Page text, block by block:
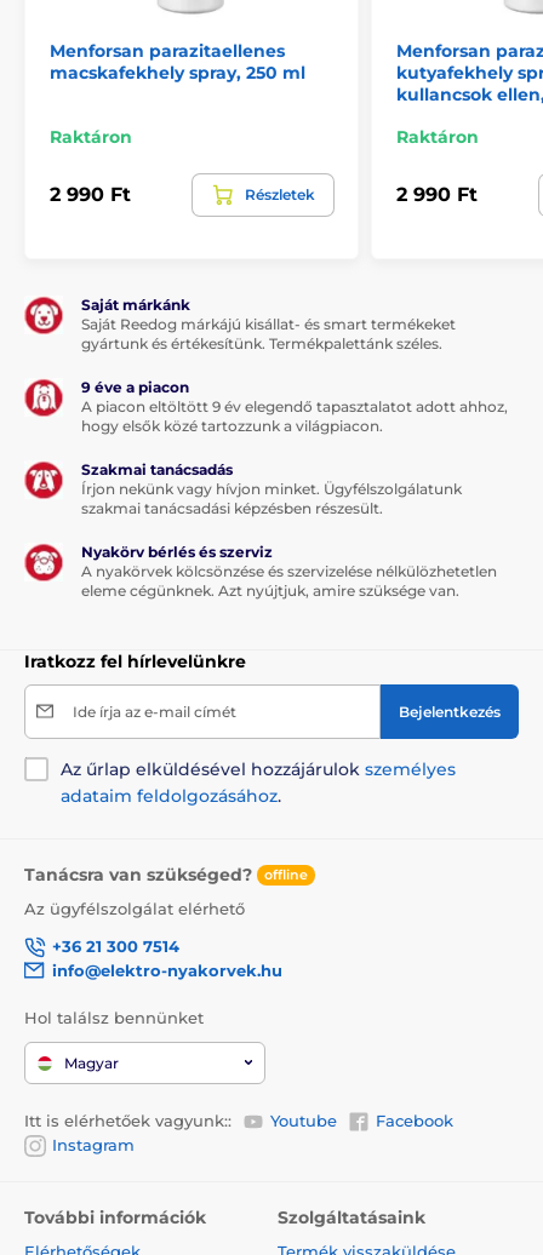
Menforsan parazitaellenes
macskafekhely spray, 250 ml
Raktáron
2 990 Ft Részletek
Menforsan
kutyafekhely
kullancsok
Raktáron
2 990 Ft
Saját márkánk
Saját Reedog márkájú kisállat- és smart termékeket
gyártunk és értékesítünk. Termékpalettánk széles.
9 éve a piacon
A piacon eltöltött 9 év elegendő tapasztalatot adott ahhoz,
hogy elsők közé tartozzunk a világpiacon.
Szakmai tanácsadás
Írjon nekünk vagy hívjon minket. Ügyfélszolgálatunk
szakmai tanácsadási képzésben részesült.
Nyakörv bérlés és szerviz
A nyakörvek kölcsönzése és szervizelése nélkülözhetetlen
eleme cégünknek. Azt nyújtjuk, amire szüksége van.
Iratkozz fel hírlevelünkre
Ide írja az e-mail címét Bejelentkezés
Az űrlap elküldésével hozzájárulok személyes
adataim feldolgozásához.
Tanácsra van szükséged? offline
Az ügyfélszolgálat elérhető
+36 21 300 7514
info@elektro-nyakorvek.hu
Hol találsz bennünket
Magyar
Itt is elérhetőek vagyunk:: Youtube
Facebook
Instagram
További információk Szolgáltatásaink